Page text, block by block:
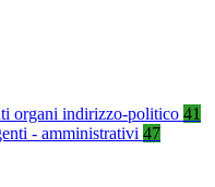
organi indirizzo-politico 41
- amministrativi 47